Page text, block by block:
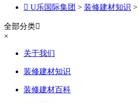
 U乐国际集团 > 装修建材知识 >
全部分类
×
关于我们
装修建材知识
装修建材百科